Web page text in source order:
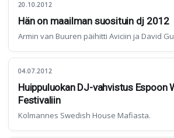
20.10.2012
Hän on maailman suosituin dj 2012
Armin van Buuren päihitti Aviciin ja David
04.07.2012
Huippuluokan DJ-vahvistus Espoon
Festivaliin
Kolmannes Swedish House Mafiasta.